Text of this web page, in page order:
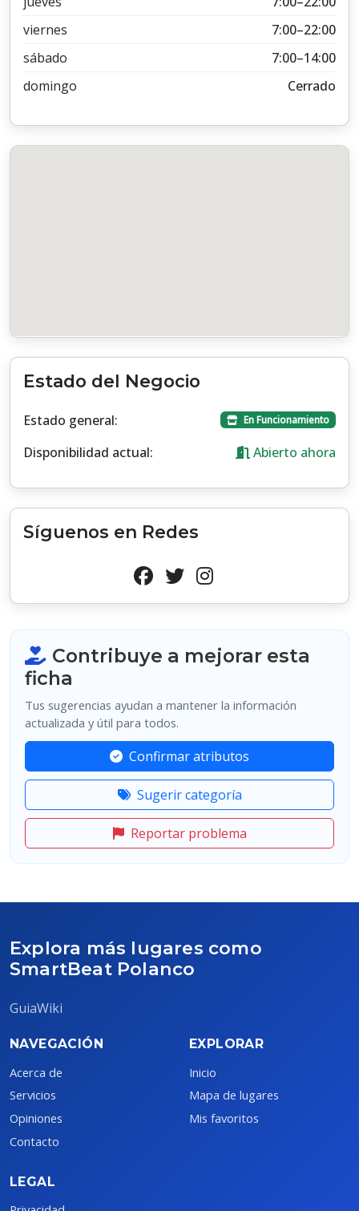
viernes
7:00–22:00
sábado
7:00–14:00
domingo
Cerrado
Estado del Negocio
Estado general: En Funcionamiento
Disponibilidad actual: Abierto ahora
Síguenos en Redes
Contribuye a mejorar esta
ficha
Tus sugerencias ayudan a mantener la información
actualizada y útil para todos.
Confirmar atributos
Sugerir categoría
Reportar problema
Explora más lugares como
SmartBeat Polanco
GuiaWiki
NAVEGACIÓN
Acerca de
Servicios
Opiniones
Contacto
EXPLORAR
Inicio
Mapa de lugares
Mis favoritos
LEGAL